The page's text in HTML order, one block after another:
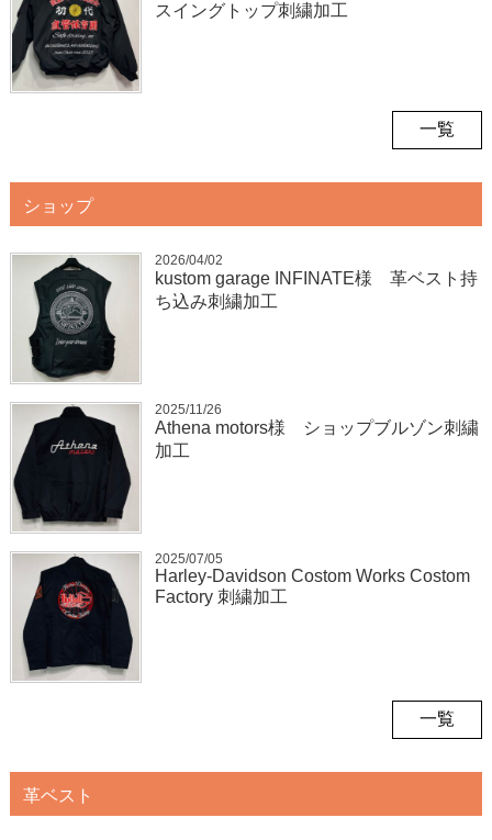
スイングトップ刺繍加工
一覧
ショップ
2026/04/02
kustom garage INFINATE様 革ベスト持
ち込み刺繍加工
2025/11/26
Athena motors様 ショップブルゾン刺繍
加工
2025/07/05
Harley-Davidson Costom Works Costom
Factory 刺繍加工
一覧
革ベスト